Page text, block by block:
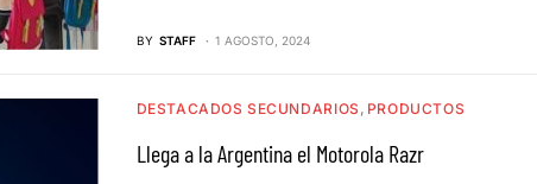
BY STAFF 1 AGOSTO, 2024
DESTACADOS SECUNDARIOS PRODUCTOS
Llega a la Argentina el Motorola Razr